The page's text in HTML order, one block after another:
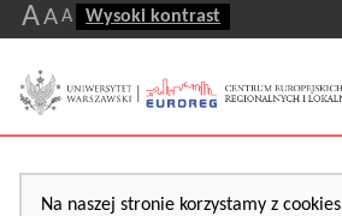
AA A Wysoki kontrast
Na naszej stronie korzystamy z cookies